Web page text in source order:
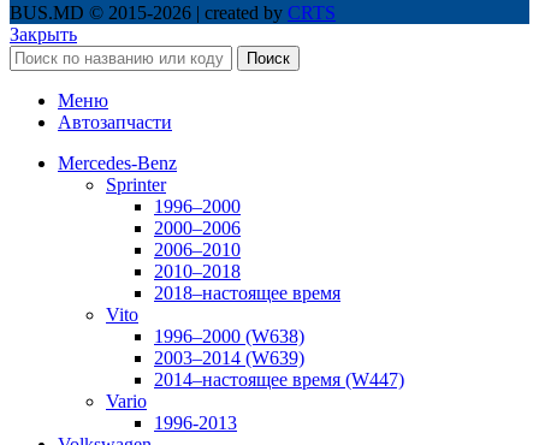
BUS.MD © 2015-2026 | created by CRTS
Закрыть
Поиск
Меню
Автозапчасти
Mercedes-Benz
Sprinter
1996–2000
2000–2006
2006–2010
2010–2018
2018–настоящее время
Vito
1996–2000 (W638)
2003–2014 (W639)
2014–настоящее время (W447)
Vario
1996-2013